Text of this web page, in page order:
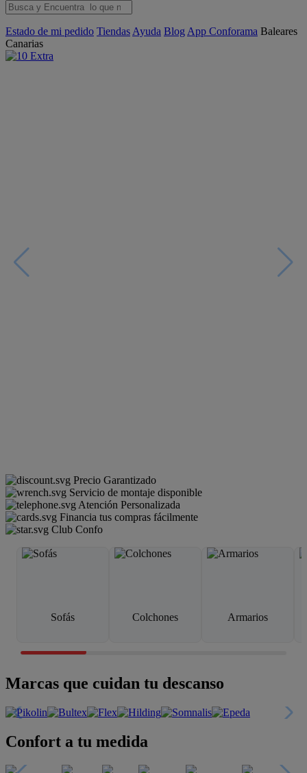
Estado de mi pedido Tiendas Ayuda Blog App Conforama Baleares
Canarias
Precio Garantizado
Servicio de montaje disponible
Atención Personalizada
Financia tus compras fácilmente
Club Confo
Sofás Colchones Armarios
Marcas que cuidan tu descanso
Confort a tu medida